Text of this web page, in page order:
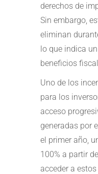
derechos de
Sin embargo,
eliminan
lo que indica
beneficios
Uno de los
para los
acceso
generadas por
el primer año,
100% a partir
acceder a